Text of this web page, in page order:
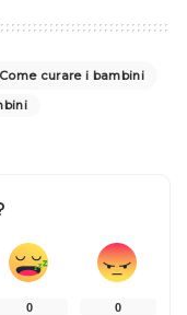
Come curare i bambini
0 0